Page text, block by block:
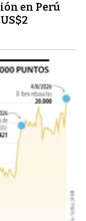
en Perú